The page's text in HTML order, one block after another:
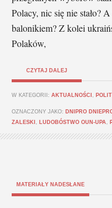
Polacy, nic się nie stało?
balonikiem? Z kolei
Polaków,
CZYTAJ DALEJ
W KATEGORII: AKTUALNOŚCI
OZNACZONY JAKO: DNIPRO
ZALESKI
LUDOBÓSTWO OUN-UPA
MATERIAŁY NADESŁANE